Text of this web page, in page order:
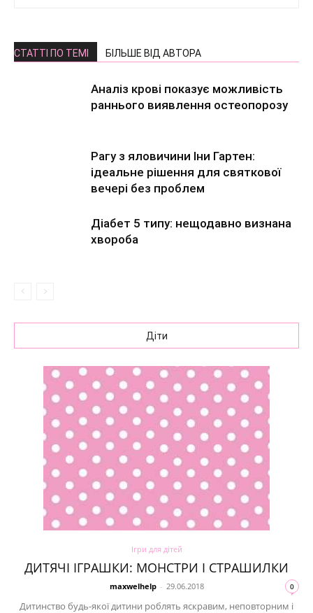
СТАТТІ ПО ТЕМІ БІЛЬШЕ ВІД АВТОРА
Аналіз крові показує можливість
раннього виявлення остеопорозу
Рагу з яловичини Іни Гартен:
ідеальне рішення для святкової
вечері без проблем
Діабет 5 типу: нещодавно визнана
хвороба
Діти
Ігри для дітей
ДИТЯЧІ ІГРАШКИ: МОНСТРИ І СТРАШИЛКИ
maxwelhelp - 29.06.2018 0
Дитинство будь-якої дитини роблять яскравим, неповторним і